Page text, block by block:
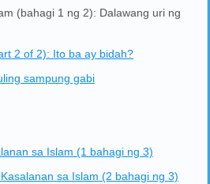
(bahagi 1 ng 2): Dalawang uri ng
2 of 2): Ito ba ay bidah?
sampung gabi
sa Islam (1 bahagi ng 3)
sa Islam (2 bahagi ng 3)